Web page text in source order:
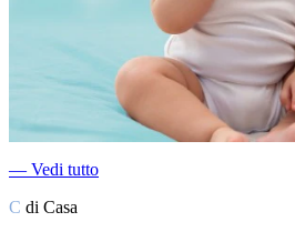
― Vedi tutto
C di Casa